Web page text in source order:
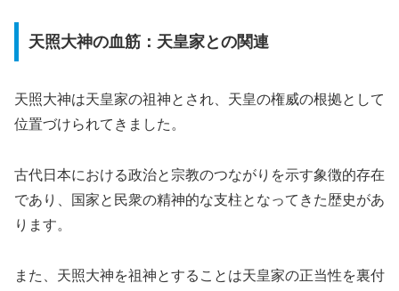
天照大神の血筋：天皇家との関連
天照大神は天皇家の祖神とされ、天皇の権威の根拠として
位置づけられてきました。
古代日本における政治と宗教のつながりを示す象徴的存在
であり、国家と民衆の精神的な支柱となってきた歴史があ
ります。
また、天照大神を祖神とすることは天皇家の正当性を裏付